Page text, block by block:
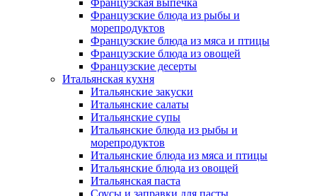
Французские блюда из рыбы и
морепродуктов
Французские блюда из мяса и птицы
Французские блюда из овощей
Французские десерты
Итальянская кухня
Итальянские закуски
Итальянские салаты
Итальянские супы
Итальянские блюда из рыбы и
морепродуктов
Итальянские блюда из мяса и птицы
Итальянские блюда из овощей
Итальянская паста
Соусы и заправки для пасты